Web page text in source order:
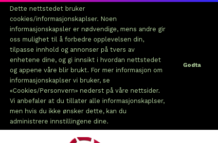
Dette nettstedet bruker
cookies/informasjonskaplser. Noen
informasjonskapsler er nødvendige, mens andre gir
oss mulighet til å forbedre opplevelsen din,
tilpasse innhold og annonser på tvers av
enhetene dine, og gi innsikt i hvordan nettstedet
og appene våre blir brukt. For mer informasjon om
informasjonskaplser vi bruker, se
«Cookies/Personvern» nederst på våre nettsider.
Vi anbefaler at du tillater alle informasjonskaplser,
men hvis du ikke ønsker dette, kan du
administrere innstillingene dine.
Godta